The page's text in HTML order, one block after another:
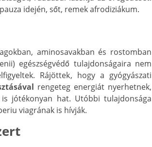
idején, sőt, remek afrodiziákum.
aminosavakban és rostomban
egészségvédő tulajdonságaira nem
Rájöttek, hogy a gyógyászati
rengeteg energiát nyerhetnek,
jótékonyan hat. Utóbbi tulajdonsága
viagrának is hívják.